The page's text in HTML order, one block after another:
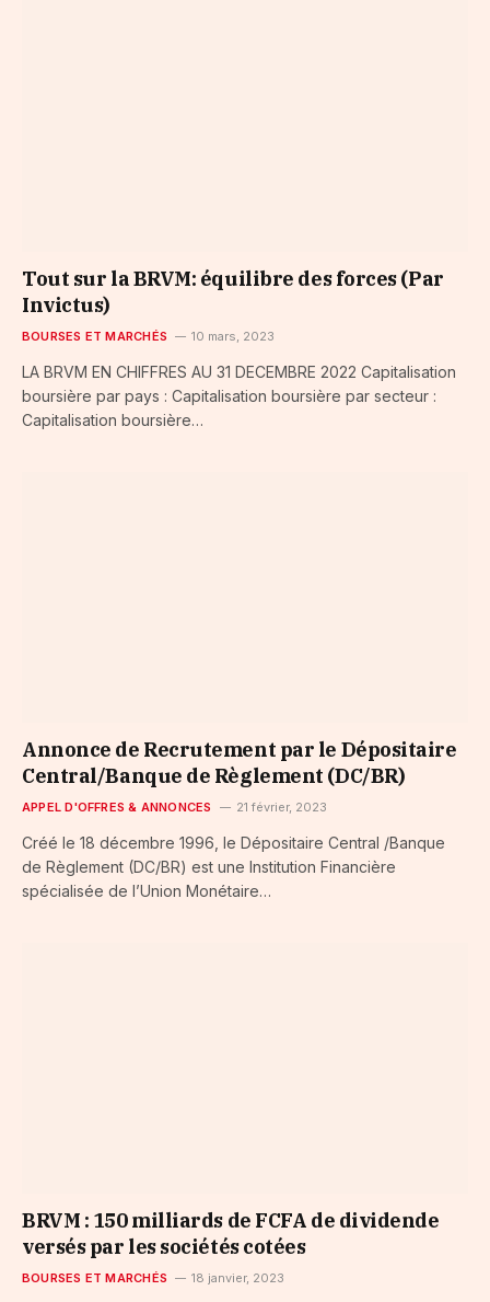
Tout sur la BRVM: équilibre des forces (Par
Invictus)
BOURSES ET MARCHÉS 10 mars, 2023
LA BRVM EN CHIFFRES AU 31 DECEMBRE 2022 Capitalisation
boursière par pays : Capitalisation boursière par secteur :
Capitalisation boursière…
Annonce de Recrutement par le Dépositaire
Central/Banque de Règlement (DC/BR)
APPEL D'OFFRES & ANNONCES 21 février, 2023
Créé le 18 décembre 1996, le Dépositaire Central /Banque
de Règlement (DC/BR) est une Institution Financière
spécialisée de l’Union Monétaire…
BRVM : 150 milliards de FCFA de dividende
versés par les sociétés cotées
BOURSES ET MARCHÉS 18 janvier, 2023